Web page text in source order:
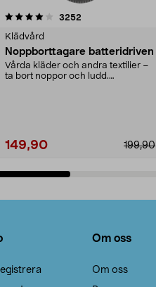
3252
Klädvård
Noppborttagare batteridriven
Vårda kläder och andra textilier –
ta bort noppor och ludd.
199,90
149,90
4.5av 5 stjärnor
Om oss
Om oss